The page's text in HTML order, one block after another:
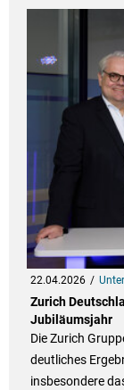
22.04.2026
Zurich
Jubiläumsjahr
Die Zurich
deutliches
insbesondere